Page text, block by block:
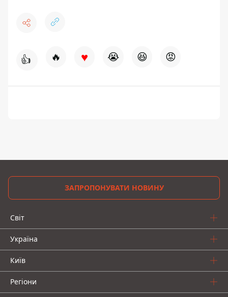
👍 🔥 ♥ 😭 😆 😡
ЗАПРОПОНУВАТИ НОВИНУ
Світ
Україна
Київ
Регіони